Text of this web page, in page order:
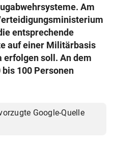
Am
entsprechende
auf einer Militärbasis
erfolgen soll. An dem
100 Personen
Google-Quelle